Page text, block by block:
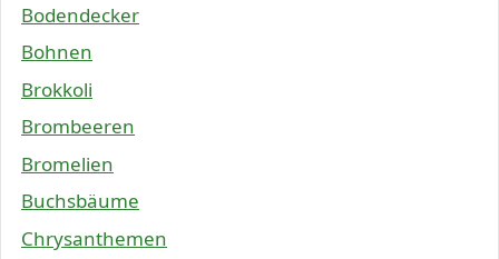
Bodendecker
Bohnen
Brokkoli
Brombeeren
Bromelien
Buchsbäume
Chrysanthemen